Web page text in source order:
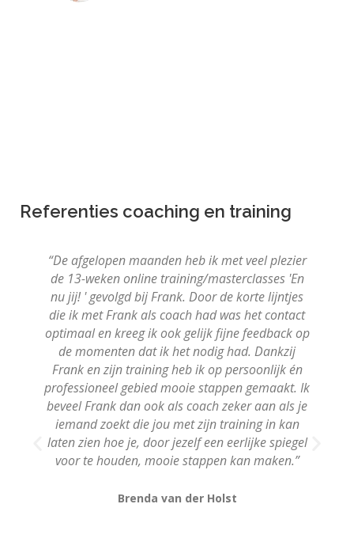
Referenties coaching en training
“De afgelopen maanden heb ik met veel plezier
de 13-weken online training/masterclasses 'En
nu jij! ' gevolgd bij Frank. Door de korte lijntjes
die ik met Frank als coach had was het contact
optimaal en kreeg ik ook gelijk fijne feedback op
de momenten dat ik het nodig had. Dankzij
Frank en zijn training heb ik op persoonlijk én
professioneel gebied mooie stappen gemaakt. Ik
beveel Frank dan ook als coach zeker aan als je
iemand zoekt die jou met zijn training in kan
laten zien hoe je, door jezelf een eerlijke spiegel
voor te houden, mooie stappen kan maken.”
Brenda van der Holst